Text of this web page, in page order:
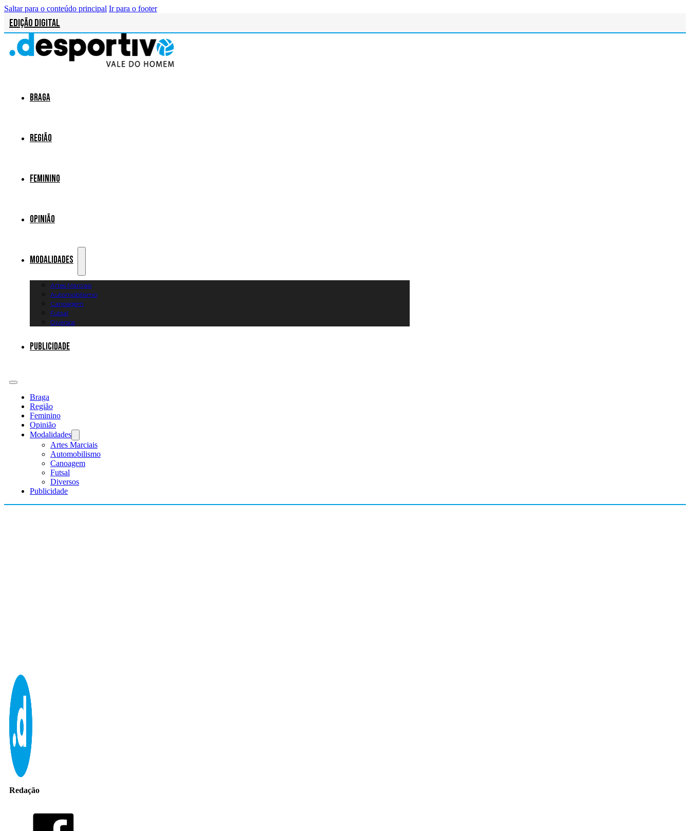
Saltar para o conteúdo principal Ir para o footer
Edição Digital
Braga
Região
Feminino
Opinião
Modalidades
Artes Marciais
Automobilismo
Canoagem
Futsal
Diversos
Publicidade
Braga
Região
Feminino
Opinião
Modalidades
Artes Marciais
Automobilismo
Canoagem
Futsal
Diversos
Publicidade
Redação